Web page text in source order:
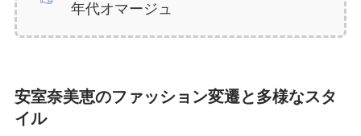
年代オマージュ
安室奈美恵のファッション変遷と多様なスタ
イル